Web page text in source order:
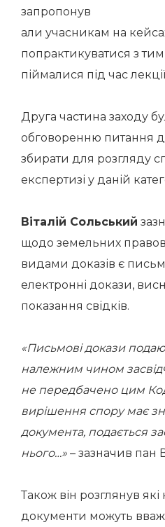
запропонув
али учасникам на
попрактикуватися з
піймалися під час
Друга частина заходу
обговоренню питання
збирати для розгляду
експертизі у даній
Віталій Сольський
щодо земельних
видами доказів є
електронні докази,
показання свідків.
«Письмові докази
належним чином
не передбачено цим
вирішення спору має
документа, подається
нього…» – зазначив пан
Також він розглянув
документи можуть